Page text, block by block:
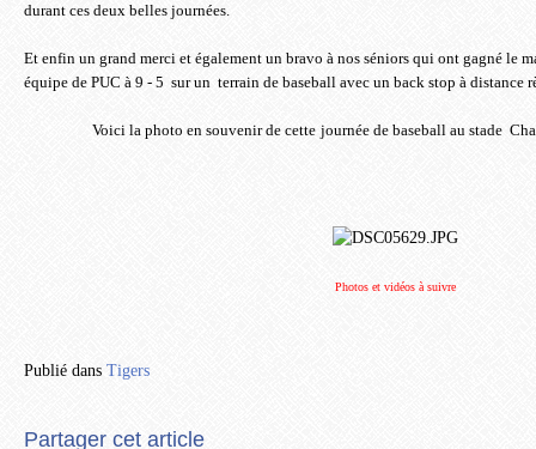
durant ces deux belles journées.
Et enfin un grand merci et également un bravo à nos séniors qui ont gagné le
équipe de PUC à 9 - 5 sur un terrain de baseball avec un back stop à distance
Voici la photo en souvenir de cette journée de baseball au stade
Photos et vidéos à suivre
Publié dans Tigers
Partager cet article